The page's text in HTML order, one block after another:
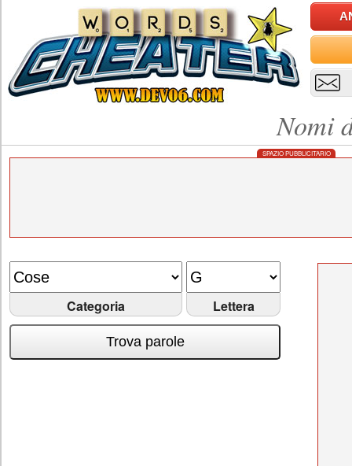
Nomi
SPAZIO PUBBLICITARIO
Categoria Lettera
Trova parole